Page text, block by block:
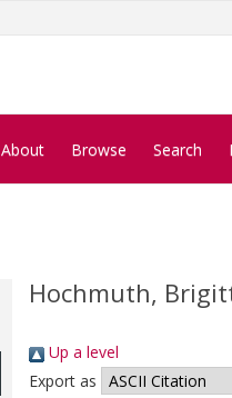
About Browse Search
Hochmuth,
Up a level
Export as